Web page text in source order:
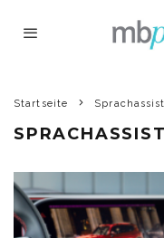
Startseite